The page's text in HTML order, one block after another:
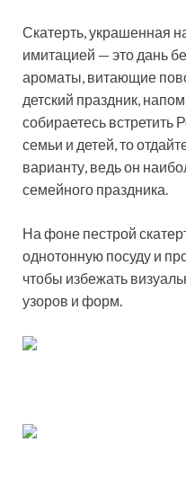
Скатерть, украшенная
имитацией — это дань
ароматы, витающие
детский праздник,
собираетесь встретить
семьи и детей, то
варианту, ведь он
семейного праздника.
На фоне пестрой
однотонную посуду и
чтобы избежать
узоров и форм.